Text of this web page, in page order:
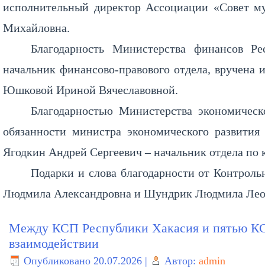
исполнительный директор Ассоциации «Совет
Михайловна.
Благодарность Министерства финансов
начальник финансово-правового отдела,
Юшковой Ириной Вячеславовной.
Благодарностью Министерства
обязанности министра экономического
Ягодкин Андрей Сергеевич – начальник отдела
Подарки и слова благодарности от
Людмила Александровна и Шундрик Людмила
Между КСП Республики Хакасия и пятью
взаимодействии
Опубликовано 20.07.2026 | Автор: admin